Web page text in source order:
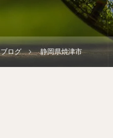
ブログ 静岡県焼津市